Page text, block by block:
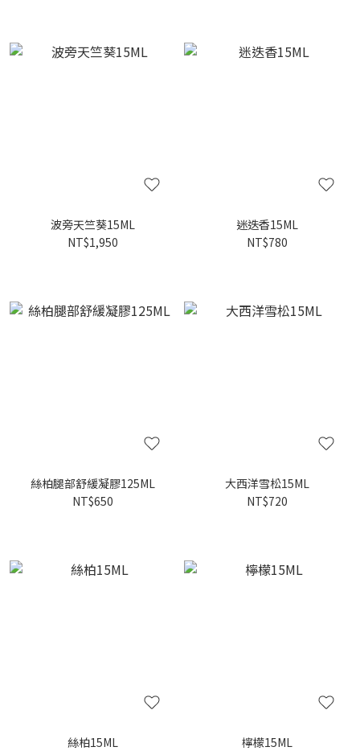
波旁天竺葵15ML
NT$1,950
迷迭香15ML
NT$780
絲柏腿部舒緩凝膠125ML
NT$650
大西洋雪松15ML
NT$720
絲柏15ML
檸檬15ML